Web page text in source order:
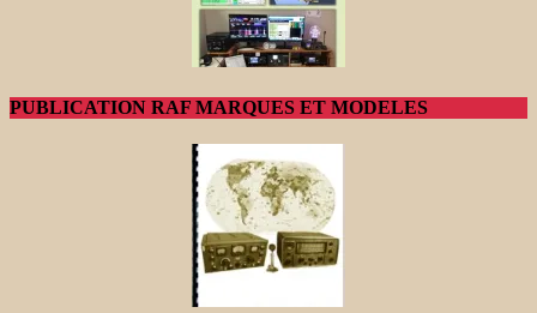
PUBLICATION RAF MARQUES ET MODELES